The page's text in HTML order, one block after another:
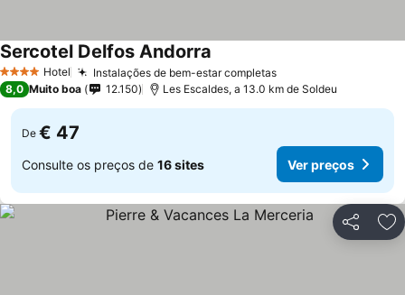
4 EstrelasHotel Instalações de bem-estar completasVer preços
Sercotel Delfos Andorra
8,0 Muito boa 12.150 Les Escaldes, a 13.0 km de Soldeu
De € 47
Consulte os preços de 16 sites Ver preços
Partilhar